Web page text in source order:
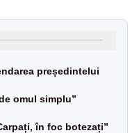
președintelui
omul simplu”
în foc botezați”